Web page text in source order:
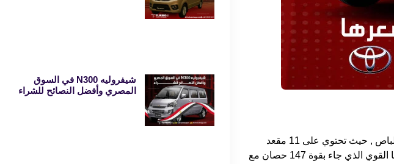
اعلنت شركة تويوتا عن اصدار جديد لسلسلة سيارات هايس باص او تويوتا هايس باص لتنافس فئة سيارات الباص , حيث تحتوي على 11 مقعد
للركاب و قد جائت تويوتا هايس الجديدة مع اضافات قوية على وسائل الراحة والامان , بالاضافة الى محركها القوي الذي جاء بقوة 147 حصان مع
شيفروليه N300 في السوق
المصري وأفضل النصائح للشراء